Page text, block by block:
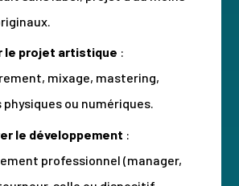
le projet artistique :
mixage, mastering,
ou numériques.
le développement :
professionnel (manager,